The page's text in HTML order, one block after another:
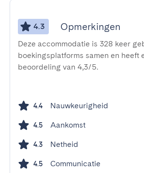
4.3 Opmerkingen
Deze accommodatie is 328 keer
boekingsplatforms samen en heeft
beoordeling van 4,3/5.
4.4 Nauwkeurigheid
4.5 Aankomst
4.3 Netheid
4.5 Communicatie